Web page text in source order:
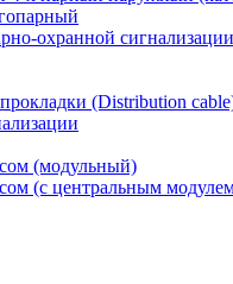
охранной сигнализации
(Distribution
(модульный)
(с центральным